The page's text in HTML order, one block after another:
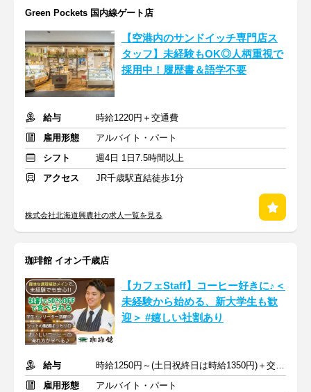
Green Pockets 国内線ゲート店
【空港内のサンドイッチ専門店ス
タッフ】未経験もOK◎人柄重視で
採用中！履歴書＆語学不要
給与
時給1220円＋交通費
雇用形態
アルバイト・パート
シフト
週4日 1日7.5時間以上
アクセス
JR千歳駅直結徒歩1分
株式会社北海道興農社の求人一覧を見る
珈琲館 イオン千歳店
【カフェStaff】コーヒー好きに♪＜
未経験から始める、新大学生も歓
迎＞ #嬉しい社割あり
給与
時給1250円～(土日祝終日は時給1350円)＋交通費
雇用形態
アルバイト・パート